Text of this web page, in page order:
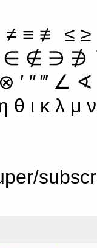
≡ ≢ ≤
∉ ∋ ∌
′ ″ ‴ ∠
θ ι κ λ